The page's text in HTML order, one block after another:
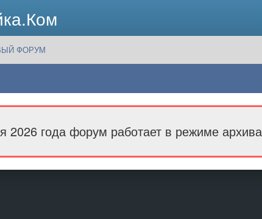
ФОРУМ
2026 года форум работает в режиме